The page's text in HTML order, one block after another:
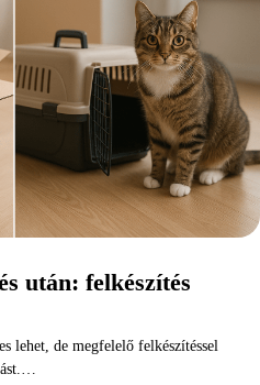
után: felkészítés
lehet, de megfelelő felkészítéssel